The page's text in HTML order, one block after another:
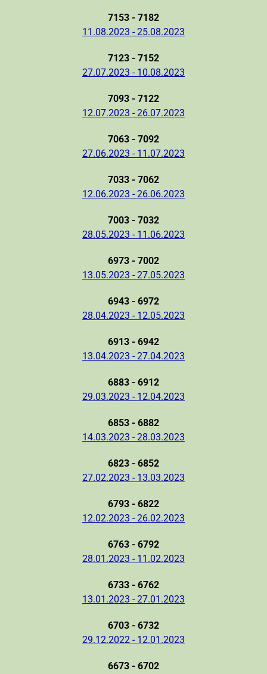
7153 - 7182
11.08.2023 - 25.08.2023
7123 - 7152
27.07.2023 - 10.08.2023
7093 - 7122
12.07.2023 - 26.07.2023
7063 - 7092
27.06.2023 - 11.07.2023
7033 - 7062
12.06.2023 - 26.06.2023
7003 - 7032
28.05.2023 - 11.06.2023
6973 - 7002
13.05.2023 - 27.05.2023
6943 - 6972
28.04.2023 - 12.05.2023
6913 - 6942
13.04.2023 - 27.04.2023
6883 - 6912
29.03.2023 - 12.04.2023
6853 - 6882
14.03.2023 - 28.03.2023
6823 - 6852
27.02.2023 - 13.03.2023
6793 - 6822
12.02.2023 - 26.02.2023
6763 - 6792
28.01.2023 - 11.02.2023
6733 - 6762
13.01.2023 - 27.01.2023
6703 - 6732
29.12.2022 - 12.01.2023
6673 - 6702